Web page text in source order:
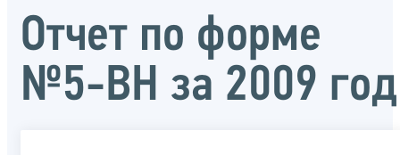
Oтчет по форме
№5-ВН за 2009 год